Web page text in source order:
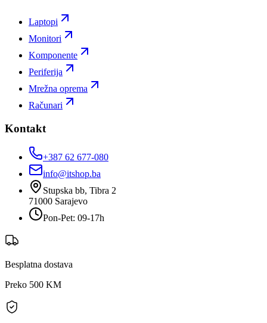
Laptopi
Monitori
Komponente
Periferija
Mrežna oprema
Računari
Kontakt
+387 62 677-080
info@itshop.ba
Stupska bb, Tibra 2
71000 Sarajevo
Pon-Pet: 09-17h
Besplatna dostava
Preko 500 KM